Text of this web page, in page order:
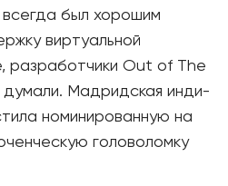
был хорошим
виртуальной
разработчики Out of The
Мадридская инди-
номинированную на
головоломку